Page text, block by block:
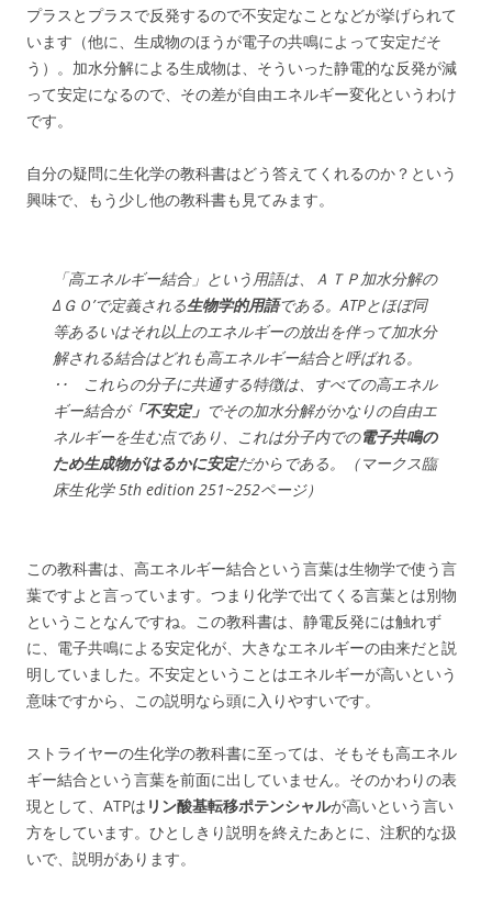
プラスとプラスで反発するので不安定なことなどが挙げられて
います（他に、生成物のほうが電子の共鳴によって安定だそ
う）。加水分解による生成物は、そういった静電的な反発が減
って安定になるので、その差が自由エネルギー変化というわけ
です。
自分の疑問に生化学の教科書はどう答えてくれるのか？という
興味で、もう少し他の教科書も見てみます。
「高エネルギー結合」という用語は、ＡＴＰ加水分解の
ΔＧ０’で定義される生物学的用語である。ATPとほぼ同
等あるいはそれ以上のエネルギーの放出を伴って加水分
解される結合はどれも高エネルギー結合と呼ばれる。
‥ これらの分子に共通する特徴は、すべての高エネル
ギー結合が「不安定」 でその加水分解がかなりの自由エ
ネルギーを生む点であり、これは分子内での電子共鳴の
ため生成物がはるかに安定だからである。（マークス臨
床生化学 5th edition 251~252ページ）
この教科書は、高エネルギー結合という言葉は生物学で使う言
葉ですよと言っています。つまり化学で出てくる言葉とは別物
ということなんですね。この教科書は、静電反発には触れず
に、電子共鳴による安定化が、大きなエネルギーの由来だと説
明していました。不安定ということはエネルギーが高いという
意味ですから、この説明なら頭に入りやすいです。
ストライヤーの生化学の教科書に至っては、そもそも高エネル
ギー結合という言葉を前面に出していません。そのかわりの表
現として、ATPは リン酸基転移ポテンシャルが高いという言い
方をしています。ひとしきり説明を終えたあとに、注釈的な扱
いで、説明があります。